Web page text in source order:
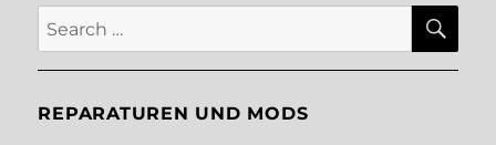
Search
for:
REPARATUREN UND MODS